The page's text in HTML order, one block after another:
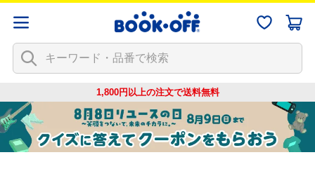
1,800円以上の注文で送料無料